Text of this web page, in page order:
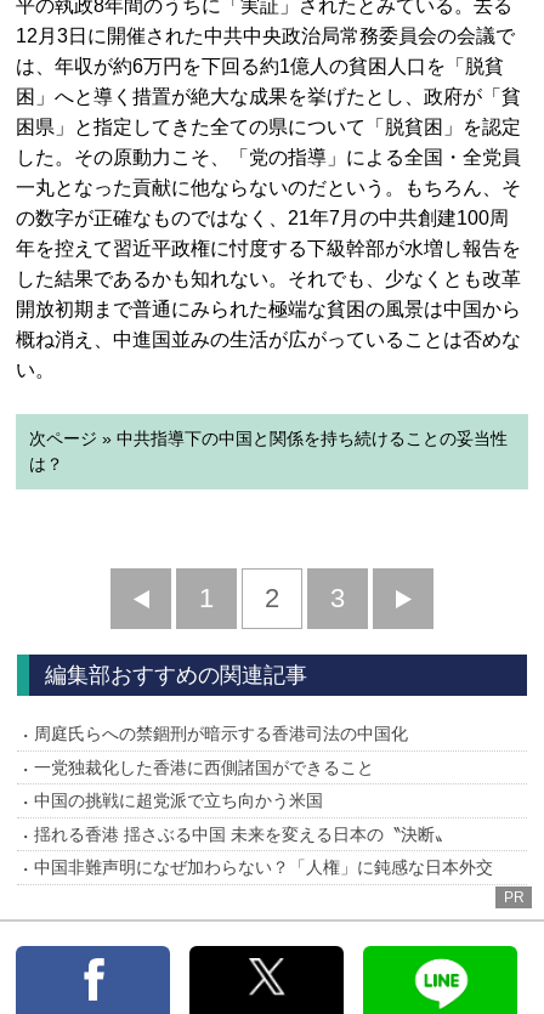
平の執政8年間のうちに「実証」されたとみている。去る
12月3日に開催された中共中央政治局常務委員会の会議で
は、年収が約6万円を下回る約1億人の貧困人口を「脱貧
困」へと導く措置が絶大な成果を挙げたとし、政府が「貧
困県」と指定してきた全ての県について「脱貧困」を認定
した。その原動力こそ、「党の指導」による全国・全党員
一丸となった貢献に他ならないのだという。もちろん、そ
の数字が正確なものではなく、21年7月の中共創建100周
年を控えて習近平政権に忖度する下級幹部が水増し報告を
した結果であるかも知れない。それでも、少なくとも改革
開放初期まで普通にみられた極端な貧困の風景は中国から
概ね消え、中進国並みの生活が広がっていることは否めな
い。
次ページ » 中共指導下の中国と関係を持ち続けることの妥当性
は？
前
へ
1 2 3
へ
編集部おすすめの関連記事
周庭氏らへの禁錮刑が暗示する香港司法の中国化
一党独裁化した香港に西側諸国ができること
中国の挑戦に超党派で立ち向かう米国
揺れる香港 揺さぶる中国 未来を変える日本の〝決断〟
中国非難声明になぜ加わらない？「人権」に鈍感な日本外交
PR